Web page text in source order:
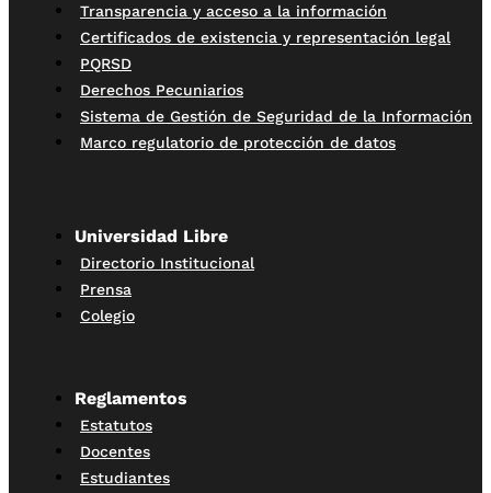
Transparencia y acceso a la información
Certificados de existencia y representación legal
PQRSD
Derechos Pecuniarios
Sistema de Gestión de Seguridad de la Información
Marco regulatorio de protección de datos
Universidad Libre
Directorio Institucional
Prensa
Colegio
Reglamentos
Estatutos
Docentes
Estudiantes